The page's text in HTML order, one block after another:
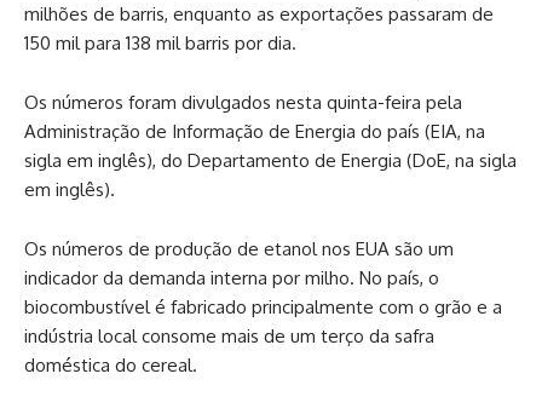
milhões de barris, enquanto as exportações passaram de
150 mil para 138 mil barris por dia.
Os números foram divulgados nesta quinta-feira pela
Administração de Informação de Energia do país (EIA, na
sigla em inglês), do Departamento de Energia (DoE, na sigla
em inglês).
Os números de produção de etanol nos EUA são um
indicador da demanda interna por milho. No país, o
biocombustível é fabricado principalmente com o grão e a
indústria local consome mais de um terço da safra
doméstica do cereal.